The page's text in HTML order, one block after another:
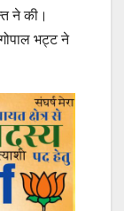
ने की।
भट्ट ने